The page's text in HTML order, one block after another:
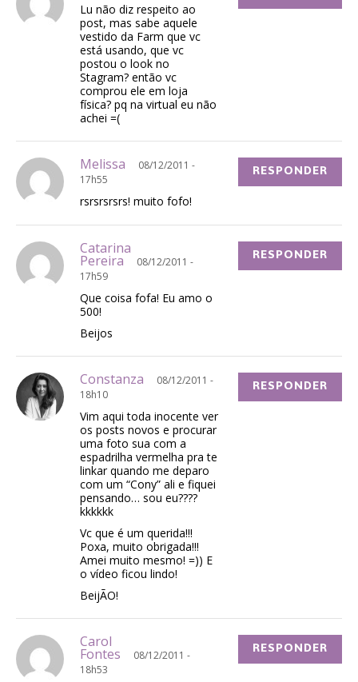
Lu não diz respeito ao
post, mas sabe aquele
vestido da Farm que vc
está usando, que vc
postou o look no
Stagram? então vc
comprou ele em loja
física? pq na virtual eu não
achei =(
Melissa
08/12/2011 -
17h55
rsrsrsrsrs! muito fofo!
RESPONDER
Catarina
Pereira
08/12/2011 -
17h59
Que coisa fofa! Eu amo o
500!
Beijos
RESPONDER
Constanza
08/12/2011 -
18h10
Vim aqui toda inocente ver
os posts novos e procurar
uma foto sua com a
espadrilha vermelha pra te
linkar quando me deparo
com um “Cony” ali e fiquei
pensando… sou eu????
kkkkkk
Vc que é um querida!!!
Poxa, muito obrigada!!!
Amei muito mesmo! =)) E
o vídeo ficou lindo!
BeijÃO!
RESPONDER
Carol
Fontes
08/12/2011 -
18h53
RESPONDER